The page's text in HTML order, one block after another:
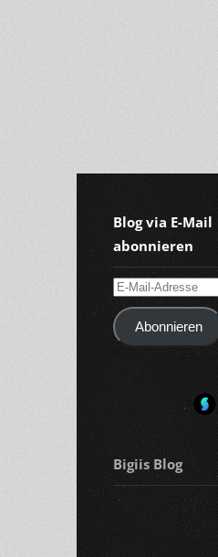
Blog via E-Mail
abonnieren
E-
Mail-
AdresseAbonnieren
Bigiis Blog